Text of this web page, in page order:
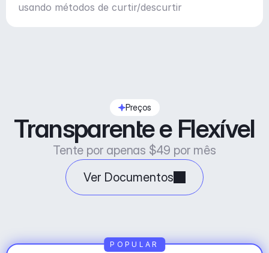
usando métodos de curtir/descurtir
Preços
Transparente e Flexível
Tente por apenas $49 por mês
Ver Documentos
POPULAR